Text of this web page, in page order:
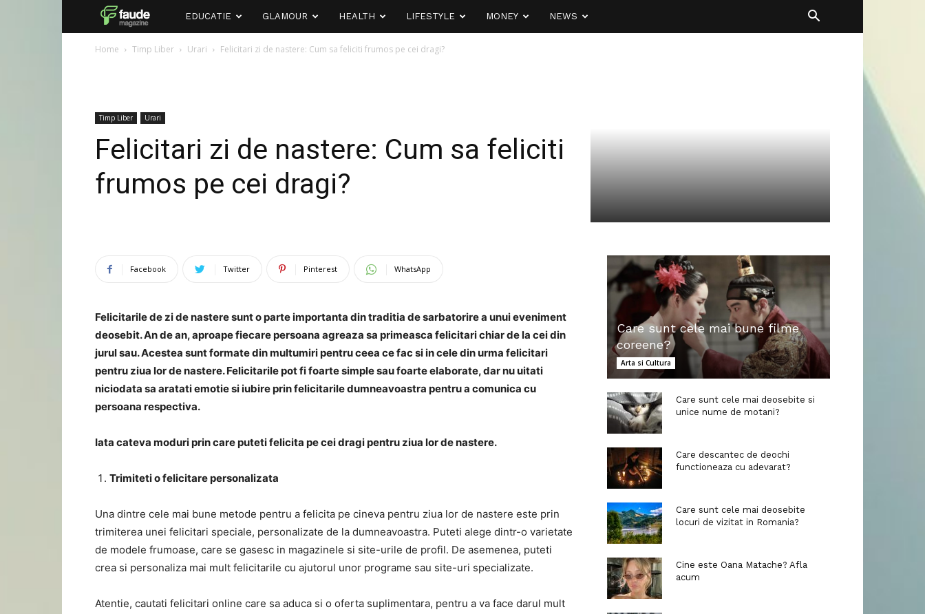
Faude
EDUCATIE GLAMOUR HEALTH LIFESTYLE MONEY NEWS
Home Timp Liber Urari Felicitari zi de nastere: Cum sa feliciti frumos pe cei dragi?
Timp Liber Urari
Felicitari zi de nastere: Cum sa feliciti
frumos pe cei dragi?
Facebook Twitter Pinterest WhatsApp
Felicitarile de zi de nastere sunt o parte importanta din traditia de sarbatorire a unui eveniment
deosebit. An de an, aproape fiecare persoana agreaza sa primeasca felicitari chiar de la cei din
jurul sau. Acestea sunt formate din multumiri pentru ceea ce fac si in cele din urma felicitari
pentru ziua lor de nastere. Felicitarile pot fi foarte simple sau foarte elaborate, dar nu uitati
niciodata sa aratati emotie si iubire prin felicitarile dumneavoastra pentru a comunica cu
persoana respectiva.
Iata cateva moduri prin care puteti felicita pe cei dragi pentru ziua lor de nastere.
Trimiteti o felicitare personalizata
Una dintre cele mai bune metode pentru a felicita pe cineva pentru ziua lor de nastere este prin
trimiterea unei felicitari speciale, personalizate de la dumneavoastra. Puteti alege dintr-o varietate
de modele frumoase, care se gasesc in magazinele si site-urile de profil. De asemenea, puteti
crea si personaliza mai mult felicitarile cu ajutorul unor programe sau site-uri specializate.
Atentie, cautati felicitari online care sa aduca si o oferta suplimentara, pentru a va face darul mult
Care sunt cele mai bune filme
coreene?
Arta si Cultura
Care sunt cele mai deosebite si
unice nume de motani?
Care descantec de deochi
functioneaza cu adevarat?
Care sunt cele mai deosebite
locuri de vizitat in Romania?
Cine este Oana Matache? Afla
acum